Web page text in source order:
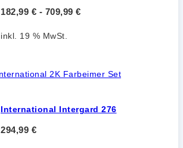
182,99 € - 709,99 €
inkl. 19 % MwSt.
International Intergard 276
294,99 €